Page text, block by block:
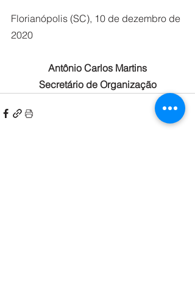
Florianópolis (SC), 10 de dezembro de
2020
Antônio Carlos Martins
Secretário de Organização